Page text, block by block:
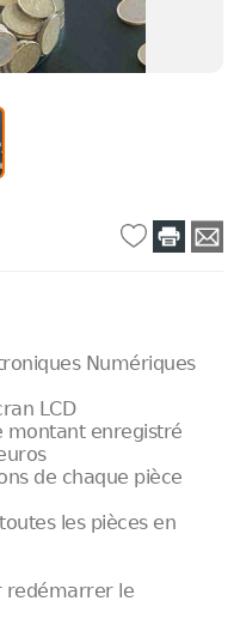
Numériques
LCD
montant enregistré
de chaque pièce
les pièces en
redémarrer le